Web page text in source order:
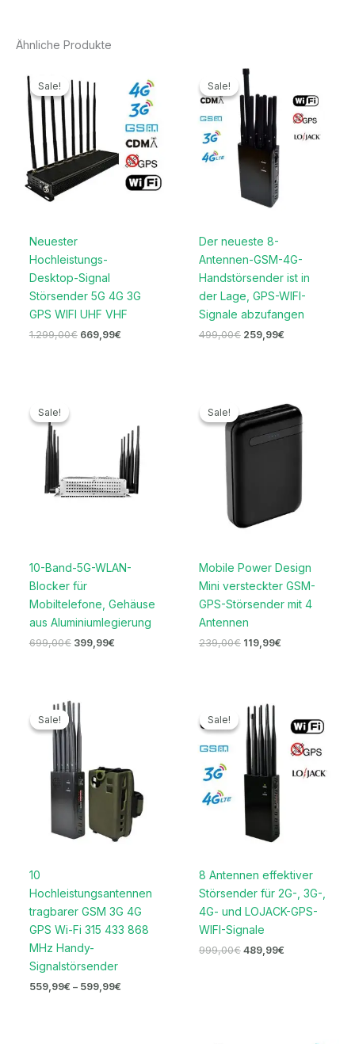
Ähnliche Produkte
Sale!
Sale!
Neuester
Hochleistungs-
Desktop-Signal
Störsender 5G 4G 3G
GPS WIFI UHF VHF
1.299,00€
Preis
war:
1.299,00€
669,99€
Preis
ist:
669,99€.
Sale!
Sale!
Der neueste 8-
Antennen-GSM-4G-
Handstörsender ist in
der Lage, GPS-WIFI-
Signale abzufangen
499,00€
Ursprünglicher
Preis
war:
499,00€
259,99€
ist:
259,99€.
Sale!
Sale!
10-Band-5G-WLAN-
Blocker für
Mobiltelefone, Gehäuse
aus Aluminiumlegierung
699,00€ 399,99€
399,99€.
Sale!
Sale!
Mobile Power Design
Mini versteckter GSM-
GPS-Störsender mit 4
Antennen
239,00€
Preis
war:
239,00€
119,99€
Preis
ist:
119,99€.
Sale!
Sale!
10
Hochleistungsantennen
tragbarer GSM 3G 4G
GPS Wi-Fi 315 433 868
MHz Handy-
Signalstörsender
559,99€ – 599,99€
Sale!
Sale!
8 Antennen effektiver
Störsender für 2G-, 3G-,
4G- und LOJACK-GPS-
WIFI-Signale
999,00€
Preis
war:
999,00€
489,99€
ist: